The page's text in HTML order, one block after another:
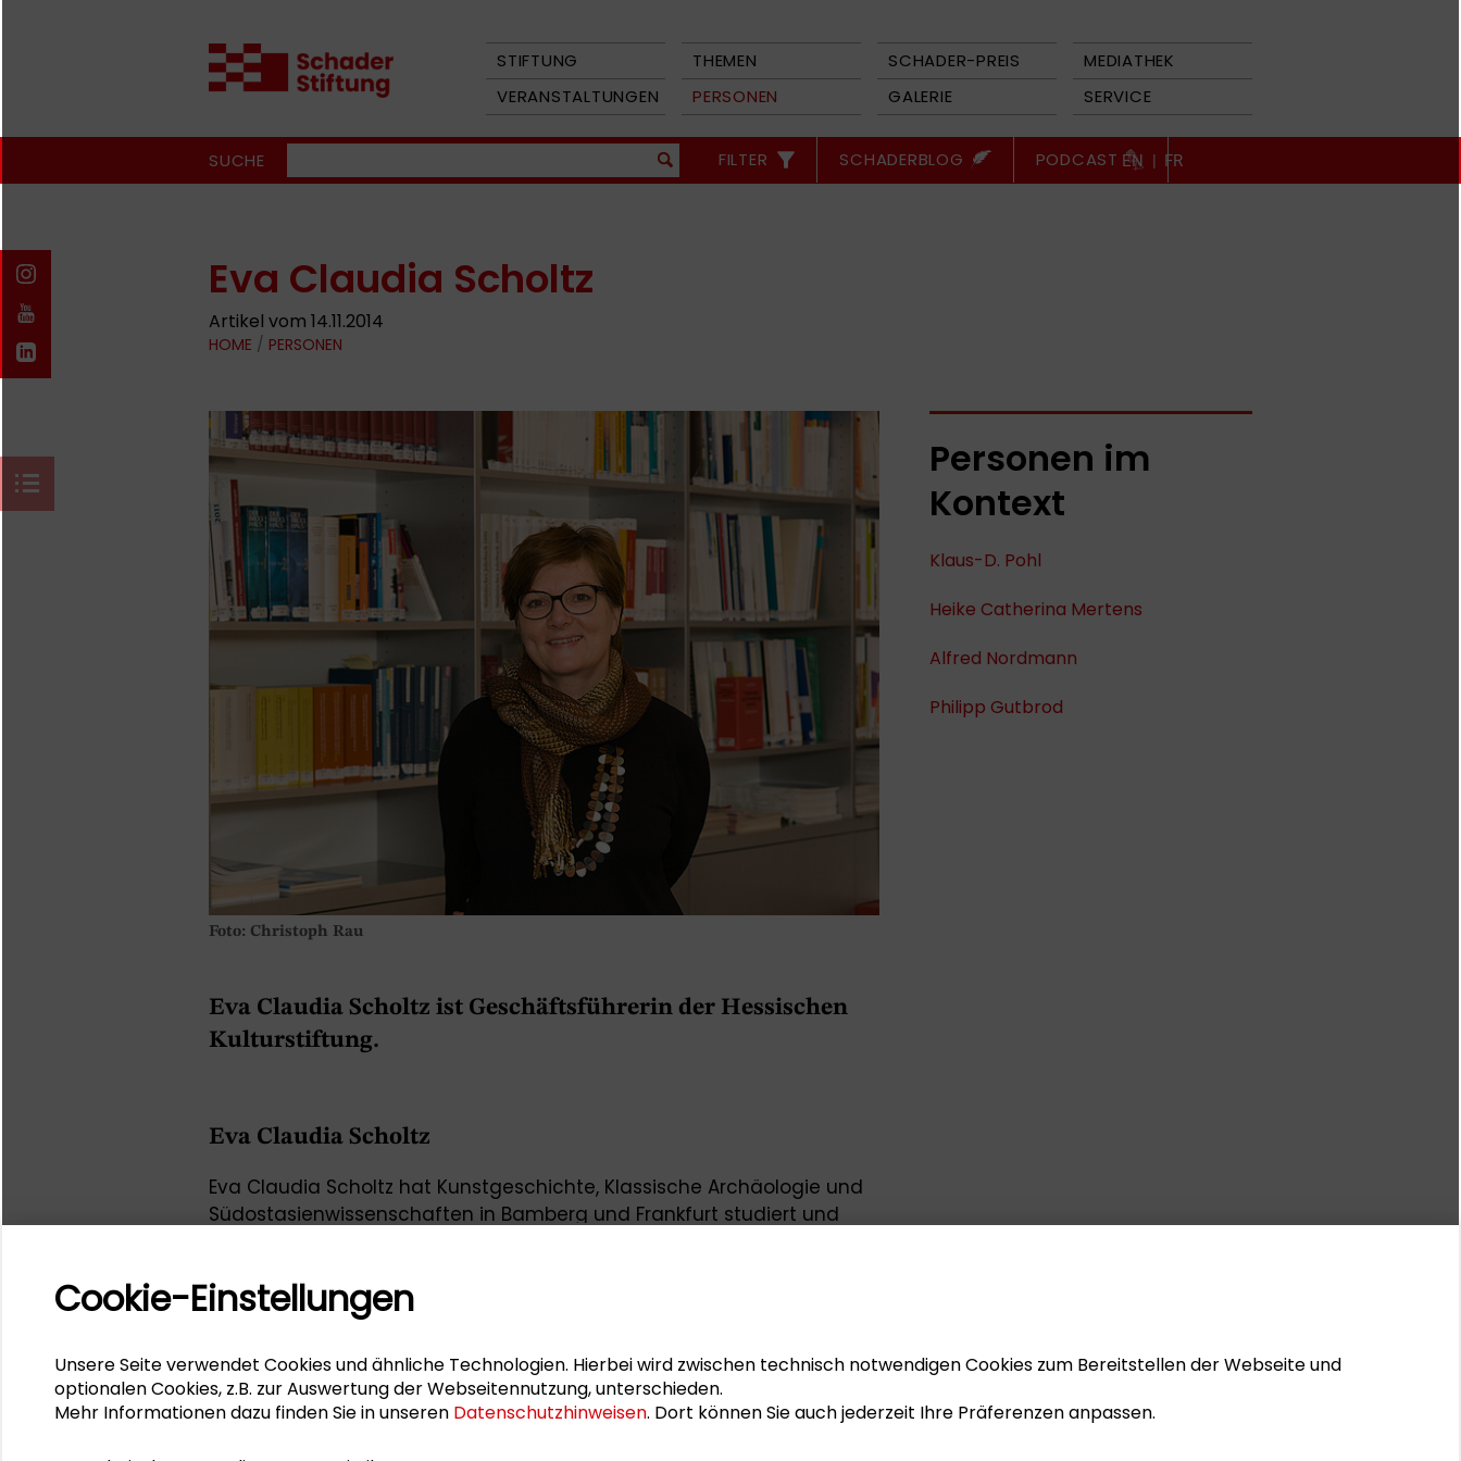
STIFTUNG THEMEN SCHADER-PREIS
MEDIATHEK
VERANSTALTUNGEN
PERSONEN GALERIE SERVICE
SUCHE FILTER SCHADERBLOG PODCAST EN | FR
Eva Claudia Scholtz
Artikel vom 14.11.2014
HOME / PERSONEN
Foto: Christoph Rau
Eva Claudia Scholtz ist Geschäftsführerin der Hessischen
Kulturstiftung.
Eva Claudia Scholtz
Eva Claudia Scholtz hat Kunstgeschichte, Klassische Archäologie und
Südostasienwissenschaften in Bamberg und Frankfurt studiert und
Sie hielt einen Impulsvortrag im Panel „Nachhaltigkeit und
des Großen Konvents der Schader-Stiftungam 14. November 2014.
Eva Claudia Scholtz war Impulsgeberin im Panel „Kunst und Natur“ der
Personen im
Kontext
Klaus-D. Pohl
Heike Catherina Mertens
Alfred Nordmann
Philipp Gutbrod
Cookie-Einstellungen
Unsere Seite verwendet Cookies und ähnliche Technologien. Hierbei wird zwischen technisch notwendigen Cookies zum Bereitstellen der Webseite und
optionalen Cookies, z.B. zur Auswertung der Webseitennutzung, unterschieden.
Mehr Informationen dazu finden Sie in unseren Datenschutzhinweisen. Dort können Sie auch jederzeit Ihre Präferenzen anpassen.